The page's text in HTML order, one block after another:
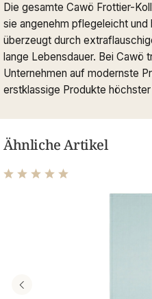
Die gesamte Cawö Frottier-
sie angenehm pflegeleicht und
überzeugt durch
lange Lebensdauer. Bei Cawö
Unternehmen auf modernste
erstklassige Produkte
Ähnliche Artikel
Durchschnittliche